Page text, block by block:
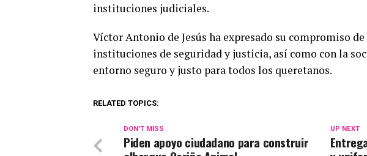
instituciones judiciales.
Víctor Antonio de Jesús ha expresado su compromiso
instituciones de seguridad y justicia, así como con la
entorno seguro y justo para todos los queretanos.
RELATED TOPICS:
UP NEXT
DON'T MISS
Piden apoyo ciudadano para construir